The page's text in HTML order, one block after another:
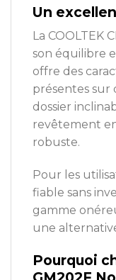
Un
La COOLTEK
son équilibre
offre des
présentes sur
dossier
revêtement
robuste.
Pour les
fiable sans
gamme
une
Pourquoi